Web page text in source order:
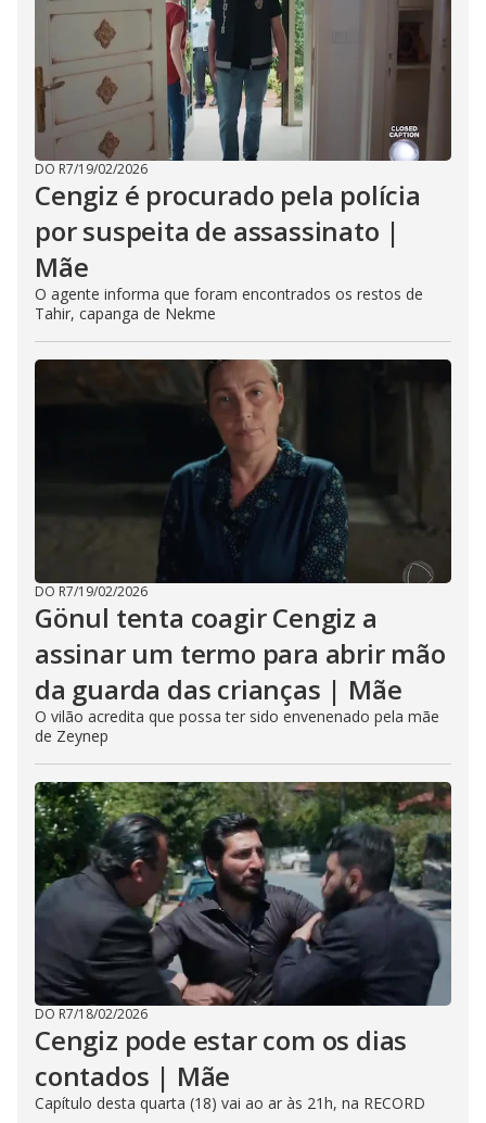
DO R7/19/02/2026
Cengiz é procurado pela polícia
por suspeita de assassinato |
Mãe
O agente informa que foram encontrados os restos de
Tahir, capanga de Nekme
DO R7/19/02/2026
Gönul tenta coagir Cengiz a
assinar um termo para abrir mão
da guarda das crianças | Mãe
O vilão acredita que possa ter sido envenenado pela mãe
de Zeynep
DO R7/18/02/2026
Cengiz pode estar com os dias
contados | Mãe
Capítulo desta quarta (18) vai ao ar às 21h, na RECORD